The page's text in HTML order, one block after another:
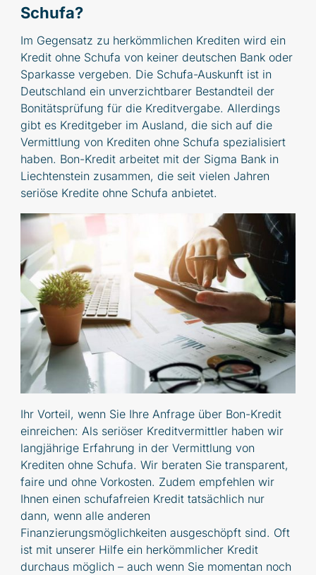
Schufa?
Im Gegensatz zu herkömmlichen Krediten wird ein
Kredit ohne Schufa von keiner deutschen Bank oder
Sparkasse vergeben. Die Schufa-Auskunft ist in
Deutschland ein unverzichtbarer Bestandteil der
Bonitätsprüfung für die Kreditvergabe. Allerdings
gibt es Kreditgeber im Ausland, die sich auf die
Vermittlung von Krediten ohne Schufa spezialisiert
haben. Bon-Kredit arbeitet mit der Sigma Bank in
Liechtenstein zusammen, die seit vielen Jahren
seriöse Kredite ohne Schufa anbietet.
Ihr Vorteil, wenn Sie Ihre Anfrage über Bon-Kredit
einreichen: Als seriöser Kreditvermittler haben wir
langjährige Erfahrung in der Vermittlung von
Krediten ohne Schufa. Wir beraten Sie transparent,
faire und ohne Vorkosten. Zudem empfehlen wir
Ihnen einen schufafreien Kredit tatsächlich nur
dann, wenn alle anderen
Finanzierungsmöglichkeiten ausgeschöpft sind. Oft
ist mit unserer Hilfe ein herkömmlicher Kredit
durchaus möglich – auch wenn Sie momentan noch